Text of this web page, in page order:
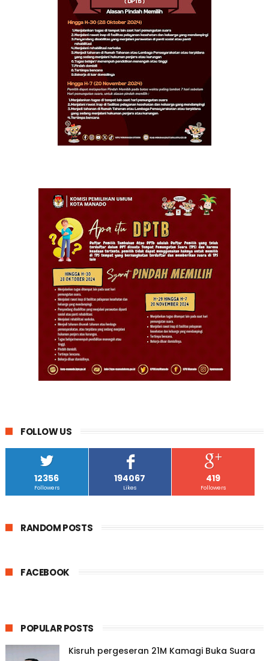
FOLLOW US
12356
Followers
194067
Likes
419
Followers
RANDOM POSTS
FACEBOOK
POPULAR POSTS
Kisruh pergeseran 21M Kamagi Buka Suara